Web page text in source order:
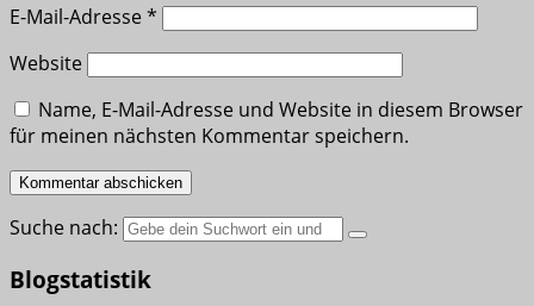
E-Mail-Adresse*
Website
Name, E-Mail-Adresse und Website in diesem Browser
für meinen nächsten Kommentar speichern.
Suche nach:
Blogstatistik